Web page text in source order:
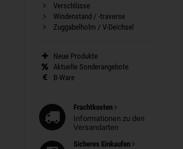
Verschlüsse
Windenstand / -traverse
Zuggabelholm / V-Deichsel
Neue Produkte
Aktuelle Sonderangebote
B-Ware
Frachtkosten
Informationen zu den
Versandarten
Sicheres Einkaufen